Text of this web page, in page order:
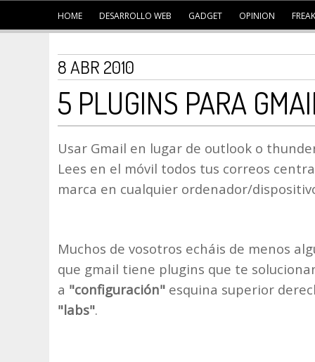
HOME DESARROLLO WEB GADGET OPINION
8 ABR 2010
5 PLUGINS PARA
Usar Gmail en lugar de outlook o
Lees en el móvil todos tus correos
marca en cualquier ordenador/
Muchos de vosotros echáis de menos
que gmail tiene plugins que te
a "configuración" esquina superior
"labs".